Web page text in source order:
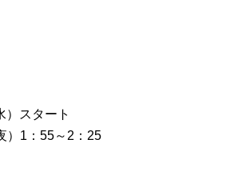
）スタート
）1：55～2：25